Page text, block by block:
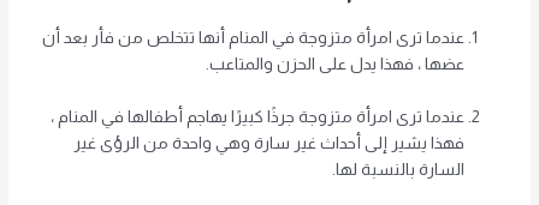
عندما ترى امرأة متزوجة في المنام أنها تتخلص من فأر بعد أن
عضها ، فهذا يدل على الحزن والمتاعب.
عندما ترى امرأة متزوجة جرذًا كبيرًا يهاجم أطفالها في المنام ،
فهذا يشير إلى أحداث غير سارة وهي واحدة من الرؤى غير
السارة بالنسبة لها.